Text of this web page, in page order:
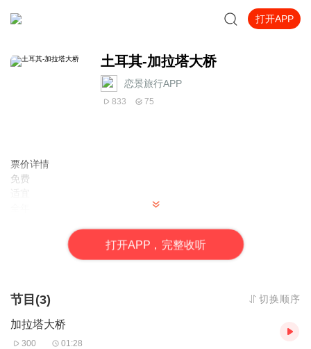
打开APP
土耳其-加拉塔大桥
恋景旅行APP
833 75
票价详情
免费
接伊斯坦布尔老城区和新城区之间的一座重要桥梁。它北起加拉塔
高塔，南至艾米瑙努码头，是众多轮渡的始发站和公交总站，因此
人来人往，热闹非凡。 加拉塔大桥被视作是伊斯坦布尔的代表建
筑，在160年前这座桥是城市的生命线，它起初是由木头建造，后来
打开APP，完整收听
节目(3) 切换顺序
加拉塔大桥
300 01:28